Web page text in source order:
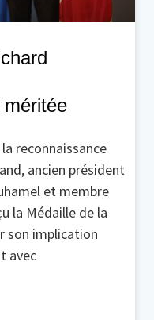
méritée
reconnaissance
ancien président
et membre
la Médaille de la
son implication
avec